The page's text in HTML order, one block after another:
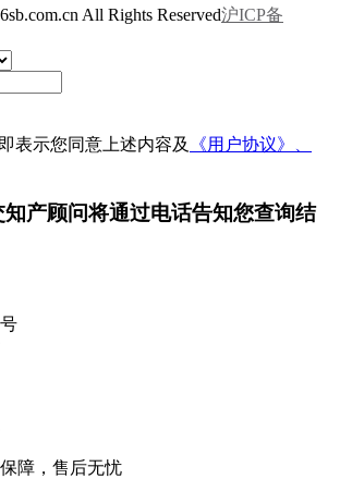
All Rights Reserved沪ICP备
表示您同意上述内容及
《用户协议》、
知产顾问将通过电话告知您查询结
障，售后无忧